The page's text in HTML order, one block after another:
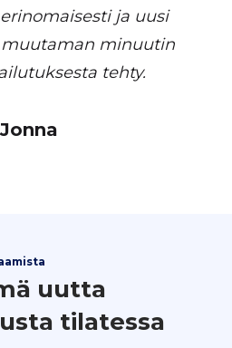
ja uusi
muutaman minuutin
tehty.
Jonna
uutta
tilatessa